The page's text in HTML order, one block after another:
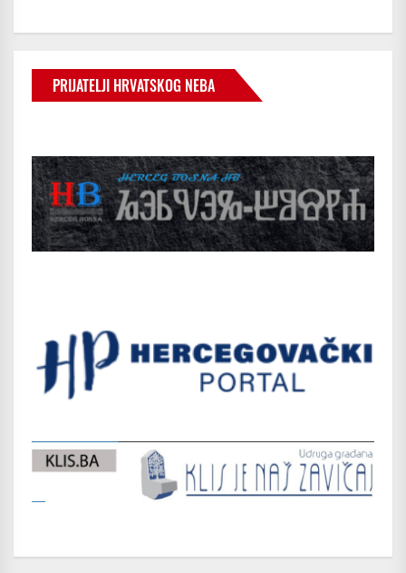
PRIJATELJI HRVATSKOG NEBA